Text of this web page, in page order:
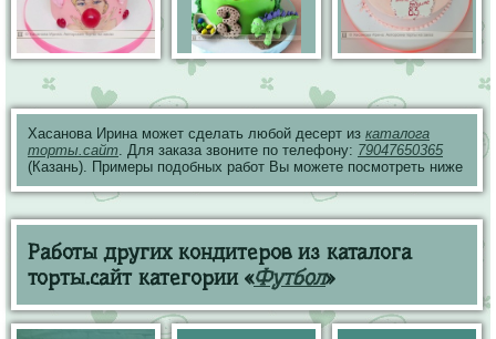
Хасанова Ирина может сделать любой десерт из каталога
торты.сайт. Для заказа звоните по телефону: 79047650365
(Казань). Примеры подобных работ Вы можете посмотреть ниже
Работы других кондитеров из каталога
торты.сайт категории «Футбол»